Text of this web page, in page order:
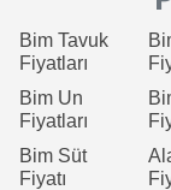
Bim Tavuk
Fiyatları
Bim Un
Fiyatları
Bim Süt
Fiyatı